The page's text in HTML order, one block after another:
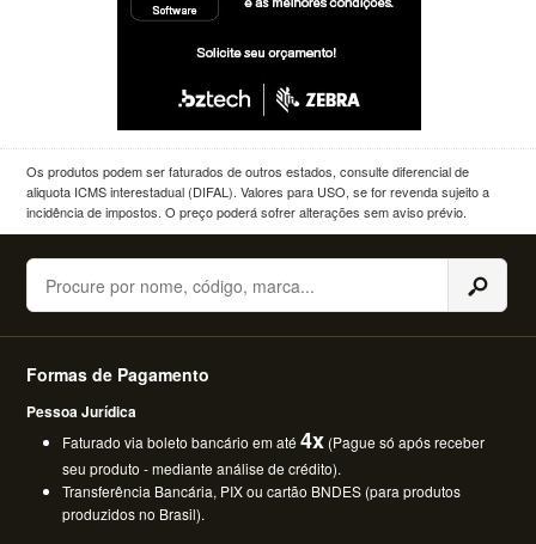
Os produtos podem ser faturados de outros estados, consulte diferencial de
aliquota ICMS interestadual (DIFAL). Valores para USO, se for revenda sujeito a
incidência de impostos. O preço poderá sofrer alterações sem aviso prévio.
Buscar
Formas de Pagamento
Pessoa Jurídica
Faturado via boleto bancário em até4x (Pague só após receber
seu produto - mediante análise de crédito).
Transferência Bancária, PIX ou cartão BNDES (para produtos
produzidos no Brasil).